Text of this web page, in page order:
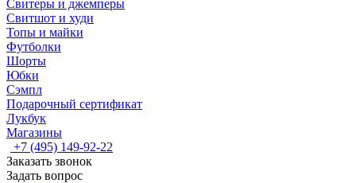
Свитеры и джемперы
Свитшот и худи
Топы и майки
Футболки
Шорты
Юбки
Сэмпл
Подарочный сертификат
Лукбук
Магазины
+7 (495) 149-92-22
Заказать звонок
Задать вопрос